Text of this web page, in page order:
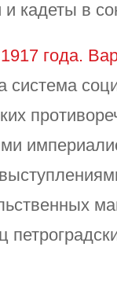
кадеты в
года.
система